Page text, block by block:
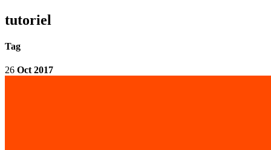
tutoriel
Tag
26 Oct 2017